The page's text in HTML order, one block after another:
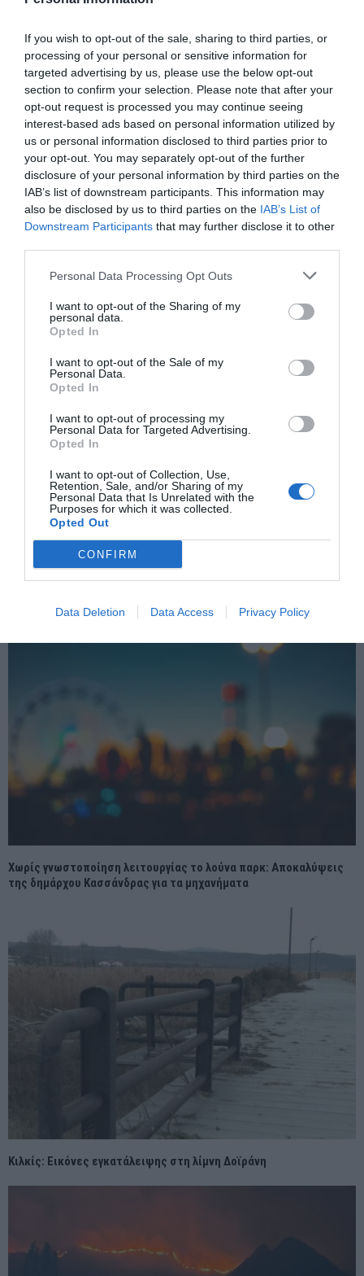
If you wish to opt-out of the sale, sharing to third parties, or
processing of your personal or sensitive information for
targeted advertising by us, please use the below opt-out
section to confirm your selection. Please note that after your
opt-out request is processed you may continue seeing
interest-based ads based on personal information utilized by
us or personal information disclosed to third parties prior to
your opt-out. You may separately opt-out of the further
disclosure of your personal information by third parties on the
IAB’s list of downstream participants. This information may
also be disclosed by us to third parties on the IAB’s List of
Downstream Participants that may further disclose it to other
Personal Data Processing Opt Outs
I want to opt-out of the Sharing of my
personal data.
Opted In
I want to opt-out of the Sale of my
Personal Data.
Opted In
I want to opt-out of processing my
Personal Data for Targeted Advertising.
Opted In
I want to opt-out of Collection, Use,
Retention, Sale, and/or Sharing of my
Personal Data that Is Unrelated with the
Purposes for which it was collected.
Opted Out
CONFIRM
Data Deletion Data Access Privacy Policy
ρεύμα, τότε η Ελλάδα οφείλει να προβληματιστεί
σοβαρά.
Οι πολίτες δεν αξιολογούν την ενεργειακή πολιτική με βάση τα
ποσοστά των ΑΠΕ, αλλά με βάση τον λογαριασμό που φτάνει
κάθε μήνα στο σπίτι τους.
Η πραγματική επιτυχία δεν είναι να παράγεις περισσότερη
«πράσινη» ενέργεια· είναι να αποδείξεις ότι αυτή μειώνει το
κόστος ζωής και ενισχύει την ανταγωνιστικότητα της
οικονομίας.
Διαφορετικά, η ενεργειακή μετάβαση κινδυνεύει να χάσει την
κοινωνική της αποδοχή, όσο σωστός κι αν είναι ο
ΝΙΚΟΣ ΔΗΜΗΤΡΟΠΟΥΛΟΣ: ΗΠΑ – 250 ΧΡΟΝΙΑ ΑΝΕΞΑΡΤΗΣΙΑΣ,
ΟΙ ΕΛΛΗΝΙΚΕΣ ΑΡΧΕΣ ΣΤΟ ΘΕΜΕΛΙΟ ΤΗΣ ΔΗΜΟΚΡΑΤΙΑΣ
ΕΠΌΜΕΝΗ ΑΝΆΡΤΗΣΗ
ΕΛΛΑΔΑ: ΕΙΣΑΙ ΑΝΘΡΩΠΟΣ ΤΗΣ ΙΛΙΑΔΑΣ Ή ΤΗΣ ΟΔΥΣΣΕΙΑΣ; –
ΤΟ ΔΙΑΧΡΟΝΙΚΟ ΕΡΩΤΗΜΑ ΤΟΥ ΟΜΗΡΟΥ ΠΟΥ ΕΠΙΣΤΡΕΦΕΙ
Χωρίς γνωστοποίηση λειτουργίας το λούνα παρκ: Αποκαλύψεις
της δημάρχου Κασσάνδρας για τα μηχανήματα
Κιλκίς: Εικόνες εγκατάλειψης στη λίμνη Δοϊράνη